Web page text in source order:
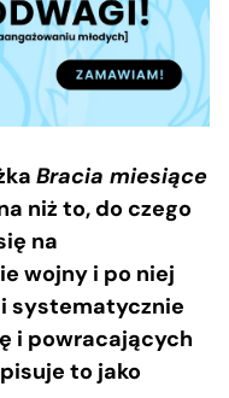
Bracia miesiące
niż to, do czego
na
wojny i po niej
systematycznie
i powracających
to jako